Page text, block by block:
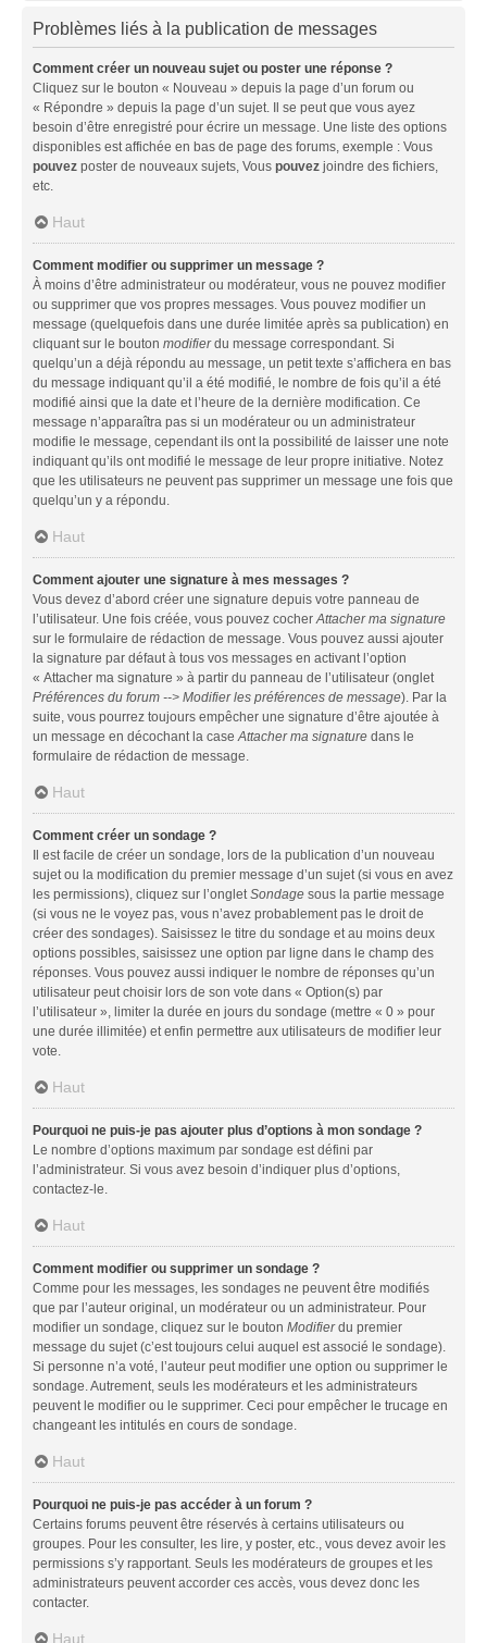
Problèmes liés à la publication de messages
Comment créer un nouveau sujet ou poster une réponse ?
Cliquez sur le bouton « Nouveau » depuis la page d’un forum ou
« Répondre » depuis la page d’un sujet. Il se peut que vous ayez
besoin d’être enregistré pour écrire un message. Une liste des options
disponibles est affichée en bas de page des forums, exemple : Vous
pouvez poster de nouveaux sujets, Vous pouvez joindre des fichiers,
etc.
Haut
Comment modifier ou supprimer un message ?
À moins d’être administrateur ou modérateur, vous ne pouvez modifier
ou supprimer que vos propres messages. Vous pouvez modifier un
message (quelquefois dans une durée limitée après sa publication) en
cliquant sur le bouton modifierdu message correspondant. Si
quelqu’un a déjà répondu au message, un petit texte s’affichera en bas
du message indiquant qu’il a été modifié, le nombre de fois qu’il a été
modifié ainsi que la date et l’heure de la dernière modification. Ce
message n’apparaîtra pas si un modérateur ou un administrateur
modifie le message, cependant ils ont la possibilité de laisser une note
indiquant qu’ils ont modifié le message de leur propre initiative. Notez
que les utilisateurs ne peuvent pas supprimer un message une fois que
quelqu’un y a répondu.
Haut
Comment ajouter une signature à mes messages ?
Vous devez d’abord créer une signature depuis votre panneau de
l’utilisateur. Une fois créée, vous pouvez cocherAttacher ma signature
sur le formulaire de rédaction de message. Vous pouvez aussi ajouter
la signature par défaut à tous vos messages en activant l’option
« Attacher ma signature » à partir du panneau de l’utilisateur (onglet
Préférences du forum --> Modifier les préférences de message). Par la
suite, vous pourrez toujours empêcher une signature d’être ajoutée à
un message en décochant la caseAttacher ma signature dans le
formulaire de rédaction de message.
Haut
Comment créer un sondage ?
Il est facile de créer un sondage, lors de la publication d’un nouveau
sujet ou la modification du premier message d’un sujet (si vous en avez
les permissions), cliquez sur l’ongletSondage sous la partie message
(si vous ne le voyez pas, vous n’avez probablement pas le droit de
créer des sondages). Saisissez le titre du sondage et au moins deux
options possibles, saisissez une option par ligne dans le champ des
réponses. Vous pouvez aussi indiquer le nombre de réponses qu’un
utilisateur peut choisir lors de son vote dans « Option(s) par
l’utilisateur », limiter la durée en jours du sondage (mettre « 0 » pour
une durée illimitée) et enfin permettre aux utilisateurs de modifier leur
vote.
Haut
Pourquoi ne puis-je pas ajouter plus d’options à mon sondage ?
Le nombre d’options maximum par sondage est défini par
l’administrateur. Si vous avez besoin d’indiquer plus d’options,
contactez-le.
Haut
Comment modifier ou supprimer un sondage ?
Comme pour les messages, les sondages ne peuvent être modifiés
que par l’auteur original, un modérateur ou un administrateur. Pour
modifier un sondage, cliquez sur le bouton Modifierdu premier
message du sujet (c’est toujours celui auquel est associé le sondage).
Si personne n’a voté, l’auteur peut modifier une option ou supprimer le
sondage. Autrement, seuls les modérateurs et les administrateurs
peuvent le modifier ou le supprimer. Ceci pour empêcher le trucage en
changeant les intitulés en cours de sondage.
Haut
Pourquoi ne puis-je pas accéder à un forum ?
Certains forums peuvent être réservés à certains utilisateurs ou
groupes. Pour les consulter, les lire, y poster, etc., vous devez avoir les
permissions s’y rapportant. Seuls les modérateurs de groupes et les
administrateurs peuvent accorder ces accès, vous devez donc les
contacter.
Haut